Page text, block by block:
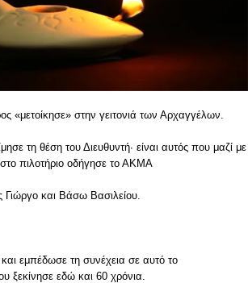
«μετοίκησε» στην γειτονιά των Αρχαγγέλων.
τη θέση του Διευθυντή· είναι αυτός που μαζί με
πιλοτήριο οδήγησε το ΑΚΜΑ
Γιώργο και Βάσω Βασιλείου.
εμπέδωσε τη συνέχεια σε αυτό το
ξεκίνησε εδώ και 60 χρόνια.